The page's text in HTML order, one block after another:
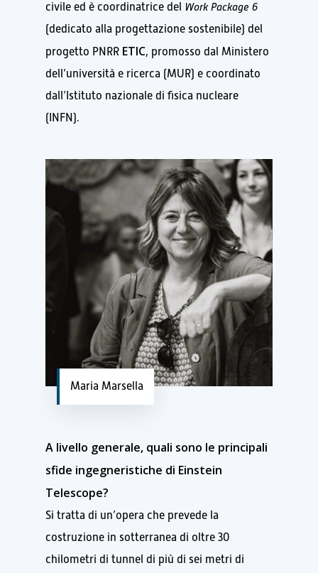
civile ed è coordinatrice del Work Package 6
(dedicato alla progettazione sostenibile) del
progetto PNRR ETIC, promosso dal Ministero
dell’università e ricerca (MUR) e coordinato
dall’Istituto nazionale di fisica nucleare
(INFN).
Maria Marsella
A livello generale, quali sono le principali
sfide ingegneristiche di Einstein
Telescope?
Si tratta di un’opera che prevede la
costruzione in sotterranea di oltre 30
chilometri di tunnel di più di sei metri di